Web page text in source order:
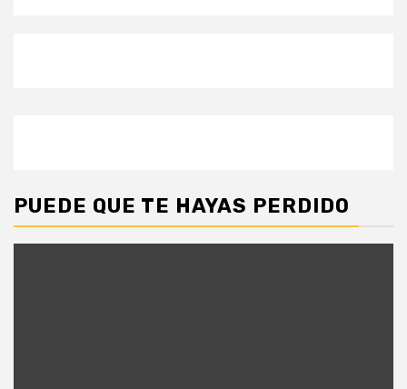
PUEDE QUE TE HAYAS PERDIDO